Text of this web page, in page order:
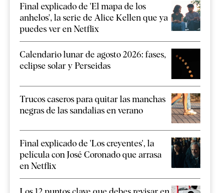
Final explicado de 'El mapa de los
anhelos', la serie de Alice Kellen que ya
puedes ver en Netflix
Calendario lunar de agosto 2026: fases,
eclipse solar y Perseidas
Trucos caseros para quitar las manchas
negras de las sandalias en verano
Final explicado de 'Los creyentes', la
película con José Coronado que arrasa
en Netflix